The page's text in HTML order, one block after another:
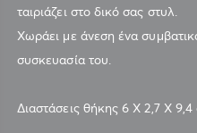
ταιριάζει στο δικό σας στυλ.
Χωράει με άνεση ένα
συσκευασία του.
Διαστάσεις θήκης 6 X 2,7 X 9,4